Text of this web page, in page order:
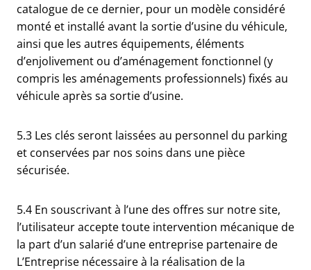
catalogue de ce dernier, pour un modèle considéré
monté et installé avant la sortie d’usine du véhicule,
ainsi que les autres équipements, éléments
d’enjolivement ou d’aménagement fonctionnel (y
compris les aménagements professionnels) fixés au
véhicule après sa sortie d’usine.
5.3 Les clés seront laissées au personnel du parking
et conservées par nos soins dans une pièce
sécurisée.
5.4 En souscrivant à l’une des offres sur notre site,
l’utilisateur accepte toute intervention mécanique de
la part d’un salarié d’une entreprise partenaire de
L’Entreprise nécessaire à la réalisation de la